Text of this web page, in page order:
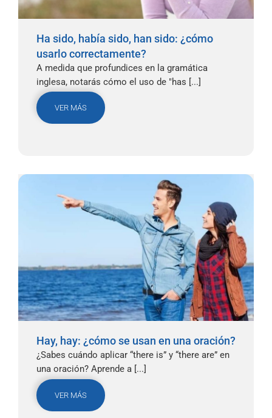
Ha sido, había sido, han sido: ¿cómo
usarlo correctamente?
A medida que profundices en la gramática
inglesa, notarás cómo el uso de "has [...]
VER MÁS
Hay, hay: ¿cómo se usan en una oración?
¿Sabes cuándo aplicar “there is” y “there are” en
una oración? Aprende a [...]
VER MÁS